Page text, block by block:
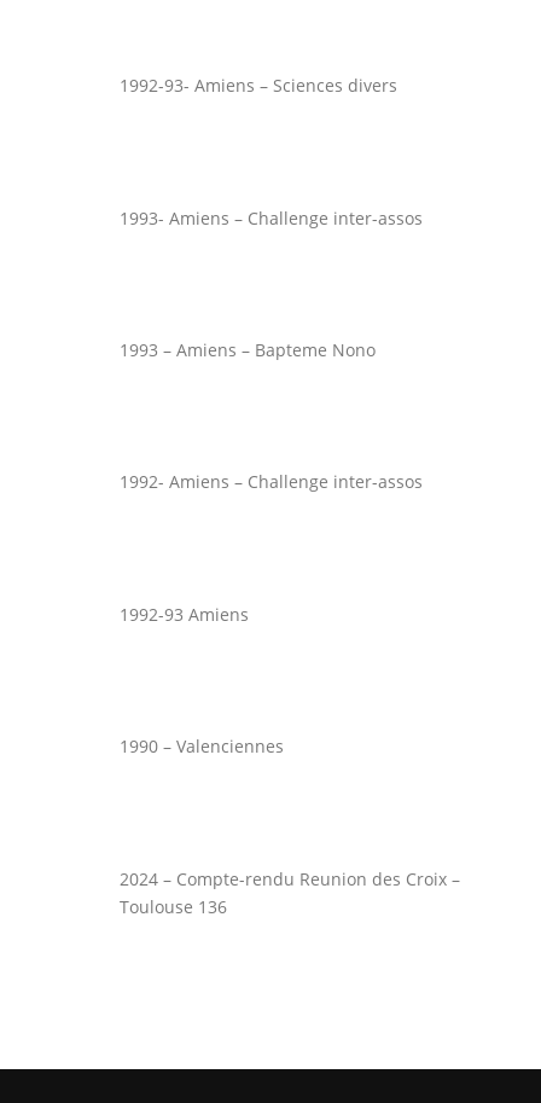
1992-93- Amiens – Sciences divers
1993- Amiens – Challenge inter-assos
1993 – Amiens – Bapteme Nono
1992- Amiens – Challenge inter-assos
1992-93 Amiens
1990 – Valenciennes
2024 – Compte-rendu Reunion des Croix –
Toulouse 136